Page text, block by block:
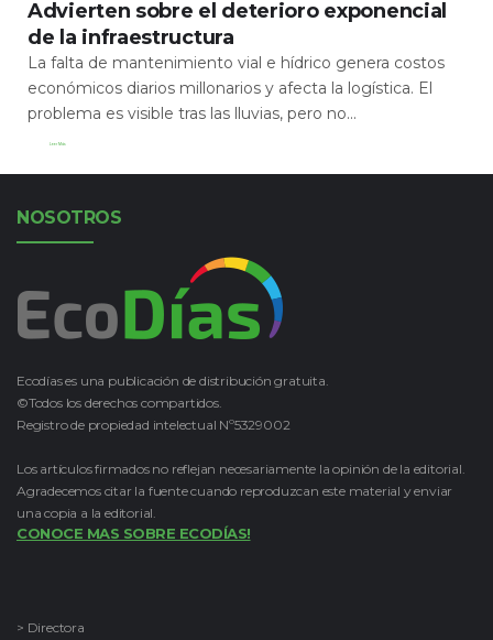
Advierten sobre el deterioro exponencial
de la infraestructura
La falta de mantenimiento vial e hídrico genera costos
económicos diarios millonarios y afecta la logística. El
problema es visible tras las lluvias, pero no...
Leer Más
NOSOTROS
Ecodías es una publicación de distribución gratuita.
©Todos los derechos compartidos.
Registro de propiedad intelectual Nº5329002
Los artículos firmados no reflejan necesariamente la opinión de la editorial.
Agradecemos citar la fuente cuando reproduzcan este material y enviar
una copia a la editorial.
CONOCE MAS SOBRE ECODÍAS!
> Directora